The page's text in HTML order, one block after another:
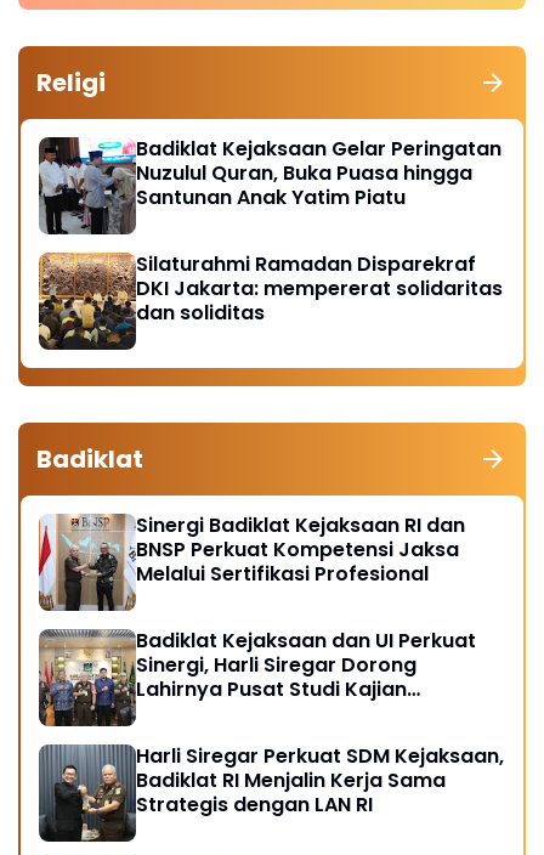
Religi
Badiklat Kejaksaan Gelar Peringatan
Nuzulul Quran, Buka Puasa hingga
Santunan Anak Yatim Piatu
Silaturahmi Ramadan Disparekraf
DKI Jakarta: mempererat solidaritas
dan soliditas
Badiklat
Sinergi Badiklat Kejaksaan RI dan
BNSP Perkuat Kompetensi Jaksa
Melalui Sertifikasi Profesional
Badiklat Kejaksaan dan UI Perkuat
Sinergi, Harli Siregar Dorong
Lahirnya Pusat Studi Kajian
Harli Siregar Perkuat SDM Kejaksaan,
Badiklat RI Menjalin Kerja Sama
Strategis dengan LAN RI